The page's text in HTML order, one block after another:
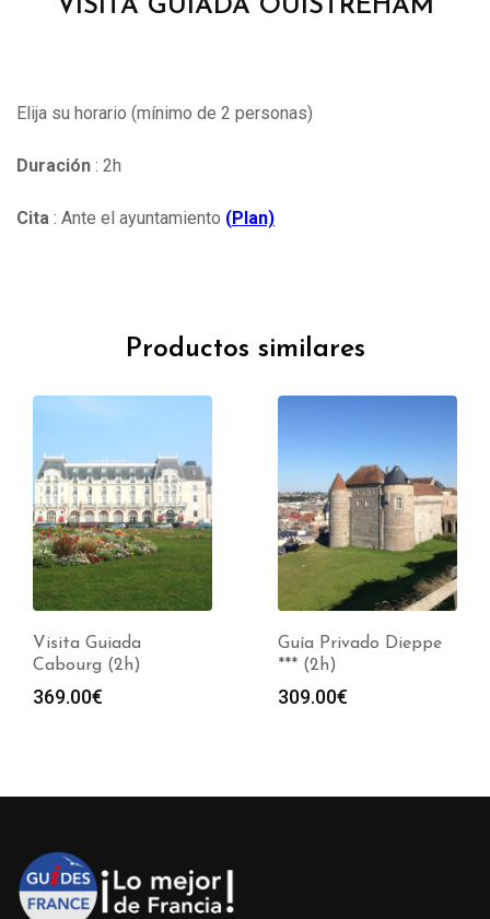
VISITA GUIADA OUISTREHAM
Elija su horario (mínimo de 2 personas)
Duración : 2h
Cita : Ante el ayuntamiento (Plan)
Productos similares
Visita Guiada
Cabourg (2h)
369.00€
Guía Privado Dieppe
*** (2h)
309.00€